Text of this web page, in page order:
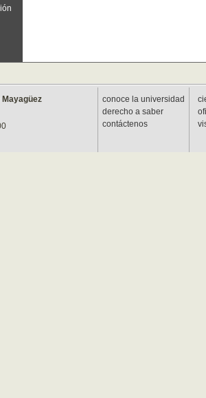
conoce la universidad
derecho a saber
contáctenos